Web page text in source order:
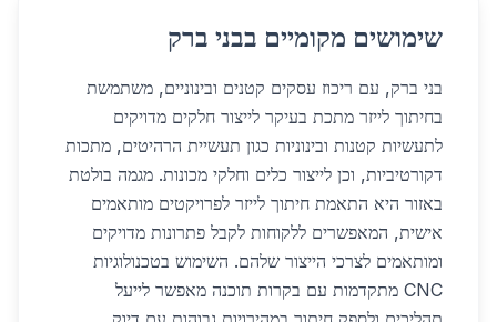
שימושים מקומיים בבני ברק
בני ברק, עם ריכוז עסקים קטנים ובינוניים, משתמשת
בחיתוך לייזר מתכת בעיקר לייצור חלקים מדויקים
לתעשיות קטנות ובינוניות כגון תעשיית הרהיטים, מתכות
דקורטיביות, וכן לייצור כלים וחלקי מכונות. מגמה בולטת
באזור היא התאמת חיתוך לייזר לפרויקטים מותאמים
אישית, המאפשרים ללקוחות לקבל פתרונות מדויקים
ומותאמים לצרכי הייצור שלהם. השימוש בטכנולוגיות
CNC מתקדמות עם בקרות תוכנה מאפשר לייעל